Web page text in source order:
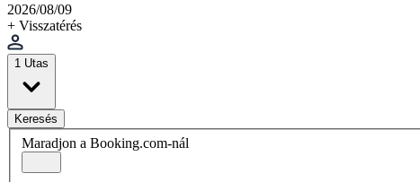
2026/08/09
+ Visszatérés
1 Utas
Keresés
Maradjon a Booking.com-nál